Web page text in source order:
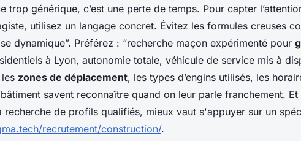
trop générique, c’est une perte de temps. Pour capter
utilisez un langage concret. Évitez les formules creuses
dynamique”. Préférez : “recherche maçon expérimenté pour
à Lyon, autonomie totale, véhicule de service mis à
zones de déplacement, les types d’engins utilisés, les
savent reconnaître quand on leur parle franchement.
recherche de profils qualifiés, mieux vaut s'appuyer sur un
recrutement/construction/.